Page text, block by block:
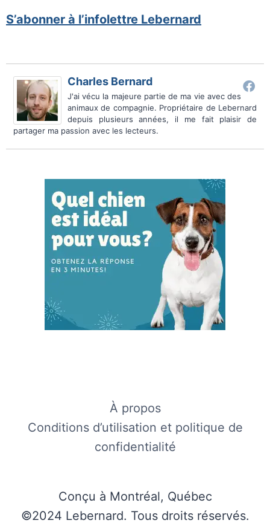
S’abonner à l’infolettre Lebernard
Charles Bernard
J'ai vécu la majeure partie de ma vie avec des
animaux de compagnie. Propriétaire de Lebernard
depuis plusieurs années, il me fait plaisir de
partager ma passion avec les lecteurs.
À propos
Conditions d’utilisation et politique de
confidentialité
Conçu à Montréal, Québec
©2024 Lebernard. Tous droits réservés.